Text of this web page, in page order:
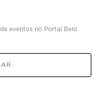
eventos no Portal Belo